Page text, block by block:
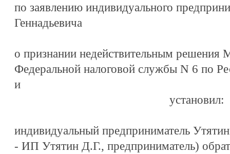
по заявлению индивидуального
Геннадьевича
о признании недействительным решения
Федеральной налоговой службы N 6 по
и
установил:
индивидуальный предприниматель
- ИП Утятин Д.Г., предприниматель)